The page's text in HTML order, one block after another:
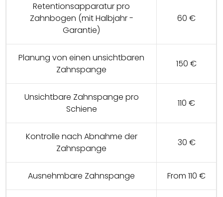
Retentionsapparatur pro
Zahnbogen (mit Halbjahr -
Garantie)
60 €
Planung von einen unsichtbaren
Zahnspange
150 €
Unsichtbare Zahnspange pro
Schiene
110 €
Kontrolle nach Abnahme der
Zahnspange
30 €
Ausnehmbare Zahnspange From 110 €